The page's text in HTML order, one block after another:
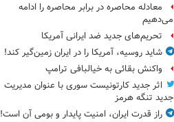
معادله محاصره در برابر محاصره را ادامه
می‌دهیم
تحریم‌های جدید ضد ایرانی آمریکا
شاید روسیه، آمریکا را در ایران زمین‌گیر کند!
واکنش بقائی به خیالبافی ترامپ
اثر جدید کارتونیست سوری با عنوان مدیریت
جدید تنگه هرمز
راز قدرت ایران، امنیت پایدار و بومی آن است!